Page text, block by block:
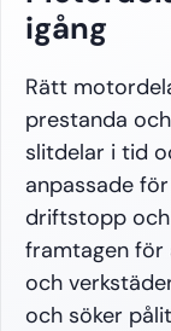
igång
Rätt
prestanda
slitdelar i tid
anpassade
driftstopp och
framtagen för
och
och söker